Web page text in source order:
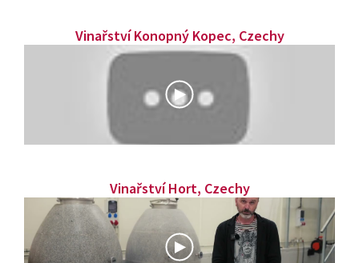
Vinařství Konopný Kopec, Czechy
Vinařství Hort, Czechy